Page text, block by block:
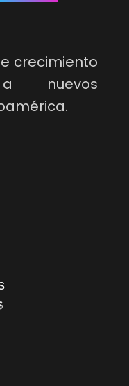
crecimiento
a nuevos